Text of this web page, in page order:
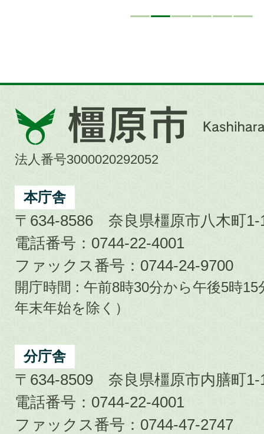
橿
原
市
City
法人番号3000020292052
本庁舎
〒634-8586 奈良県橿原市八木町1-
電話番号：0744-22-4001
ファックス番号：0744-24-9700
開庁時間 : 午前8時30分から午後5時
年末年始を除く）
分庁舎
〒634-8509 奈良県橿原市内膳町1-
電話番号：0744-22-4001
ファックス番号：0744-47-2747